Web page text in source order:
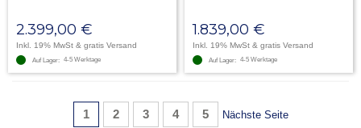
2.399,00 €
Inkl. 19% MwSt & gratis Versand
Auf Lager: 4-5 Werktage
1.839,00 €
Inkl. 19% MwSt & gratis Versand
Auf Lager: 4-5 Werktage
SeiteSie lesen gerade Seite
1 Seite
2 Seite
3 Seite
4 Seite
5 Seite
Nächste Seite